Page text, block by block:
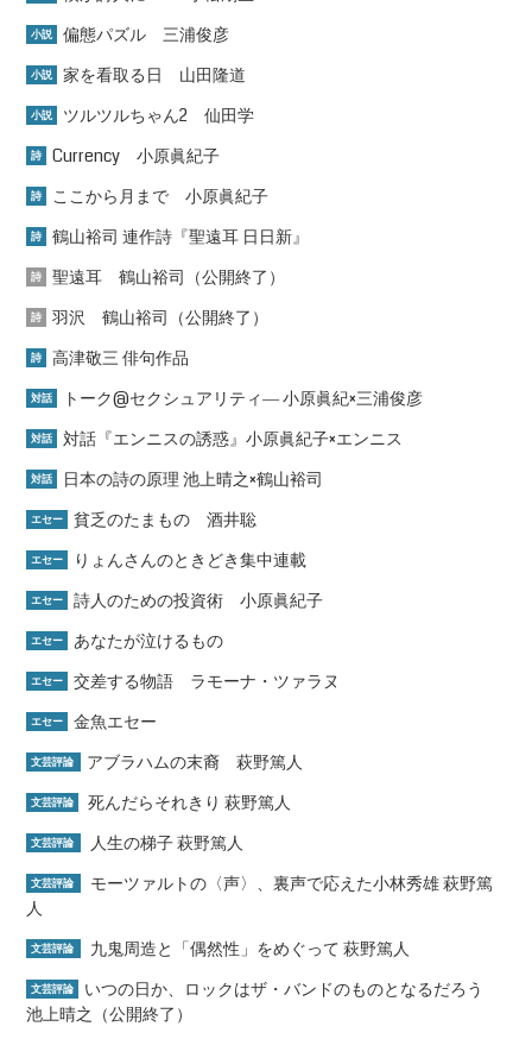
小説 偏態パズル 三浦俊彦
小説 家を看取る日 山田隆道
小説 ツルツルちゃん2 仙田学
詩 Currency 小原眞紀子
詩 ここから月まで 小原眞紀子
詩 鶴山裕司 連作詩『聖遠耳 日日新』
詩 聖遠耳 鶴山裕司（公開終了）
詩 羽沢 鶴山裕司（公開終了）
詩 高津敬三 俳句作品
対話 トーク@セクシュアリティ― 小原眞紀×三浦俊彦
対話 対話『エンニスの誘惑』小原眞紀子×エンニス
対話 日本の詩の原理 池上晴之×鶴山裕司
エセー 貧乏のたまもの 酒井聡
エセー りょんさんのときどき集中連載
エセー 詩人のための投資術 小原眞紀子
エセー あなたが泣けるもの
エセー 交差する物語 ラモーナ・ツァラヌ
エセー 金魚エセー
文芸評論 アブラハムの末裔 萩野篤人
文芸評論 死んだらそれきり 萩野篤人
文芸評論 人生の梯子 萩野篤人
文芸評論
モーツァルトの〈声〉、裏声で応えた小林秀雄 萩野篤
人
文芸評論 九鬼周造と「偶然性」をめぐって 萩野篤人
文芸評論
いつの日か、ロックはザ・バンドのものとなるだろう
池上晴之（公開終了）